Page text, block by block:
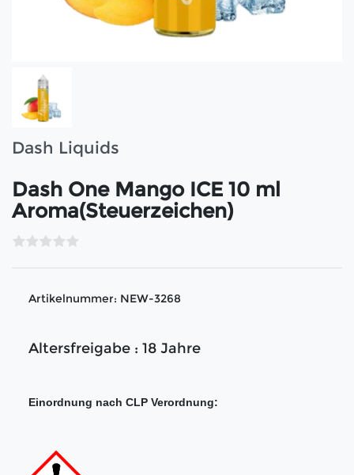
Dash Liquids
Dash One Mango ICE 10 ml
Aroma(Steuerzeichen)
Artikelnummer: NEW-3268
Altersfreigabe : 18 Jahre
Einordnung nach CLP Verordnung: